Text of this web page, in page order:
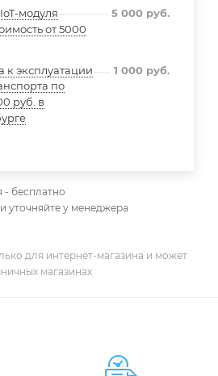
модуля
от 5000
5 000 руб.
к эксплуатации
по
руб. в
1 000 руб.
- бесплатно
уточняйте у менеджера
для интернет-магазина и может
магазинах